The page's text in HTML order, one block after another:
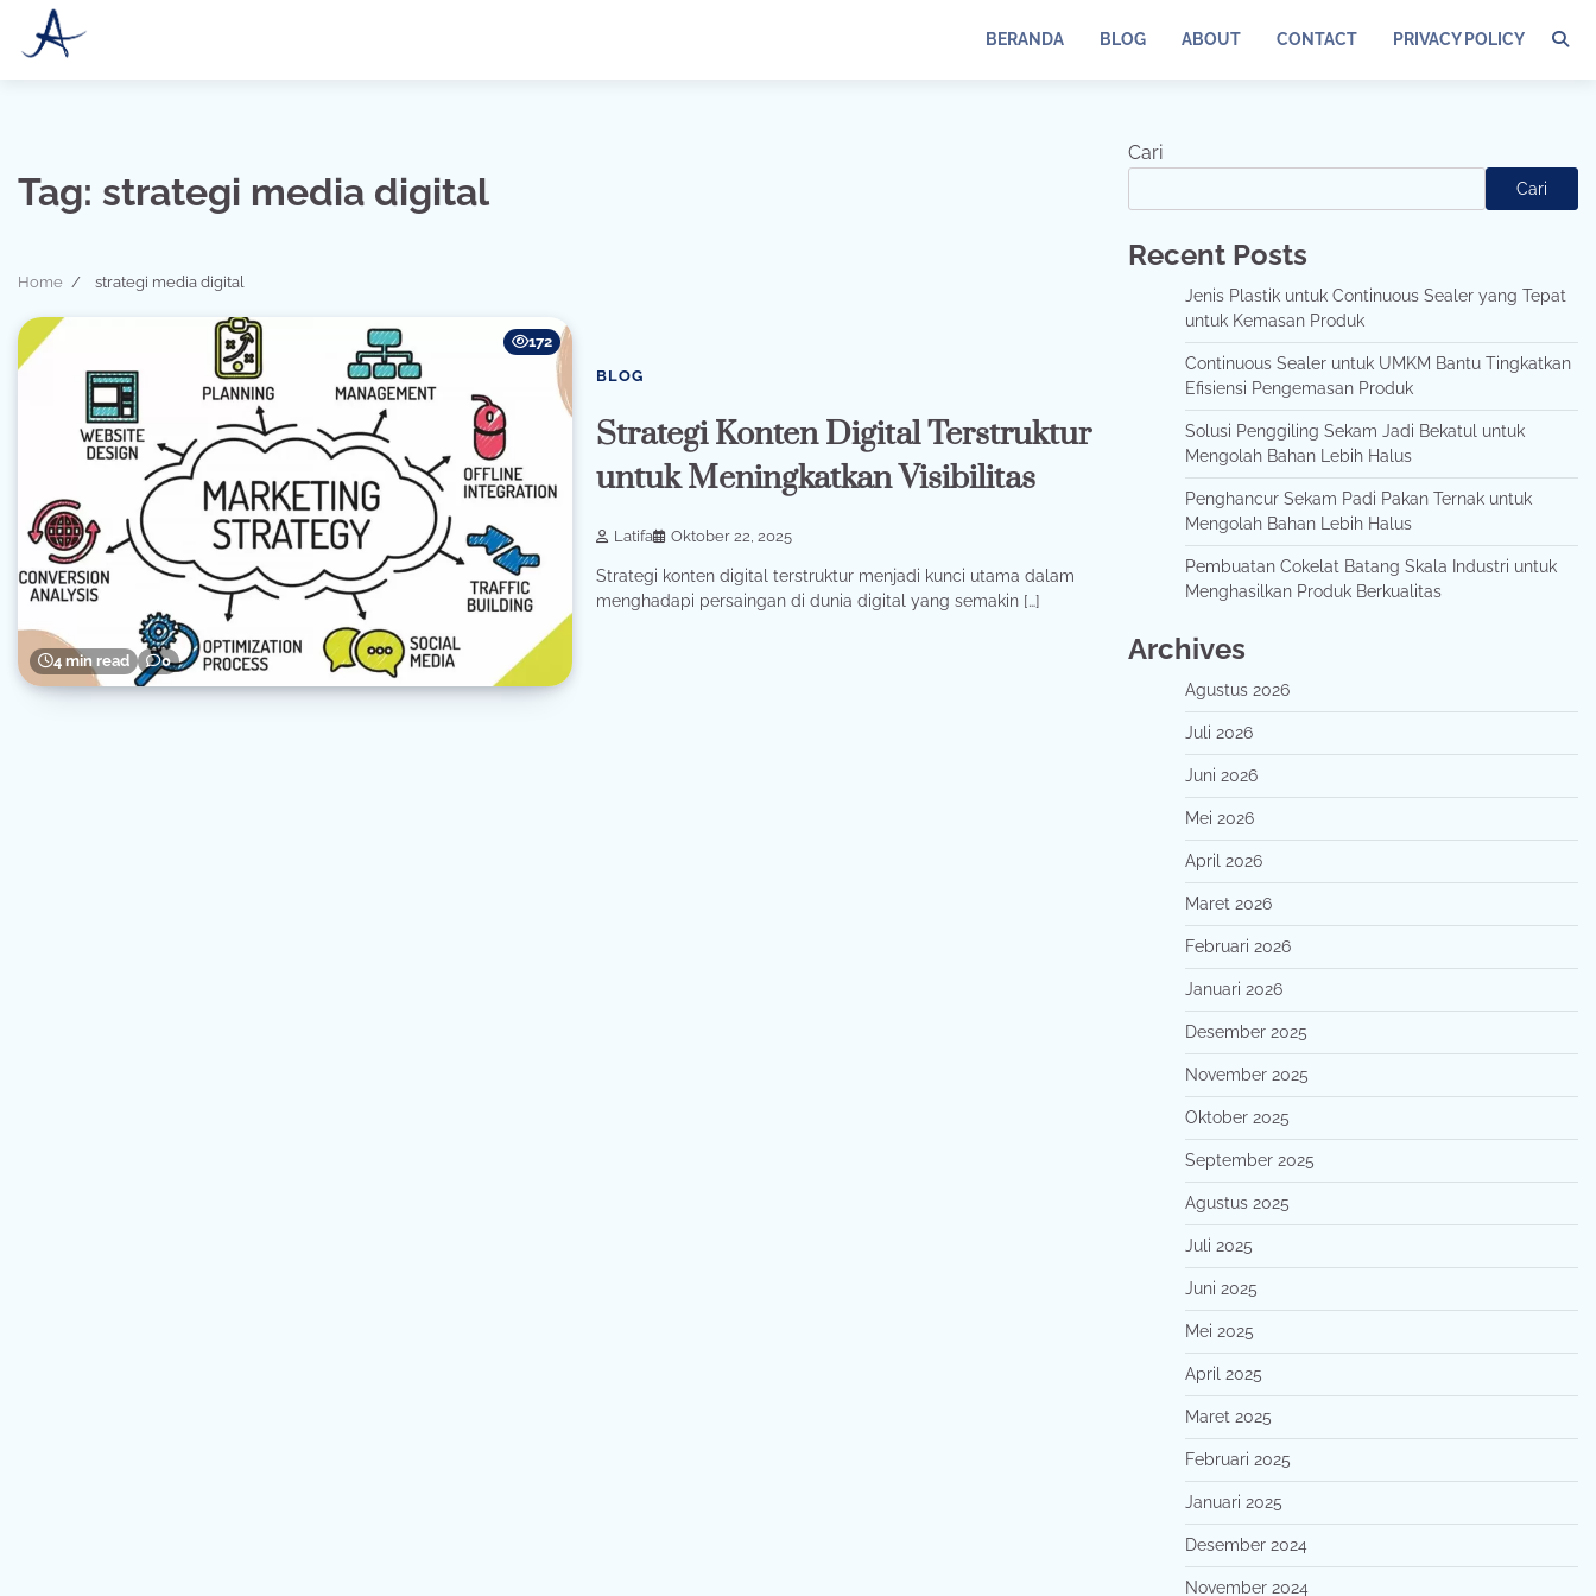
BERANDA BLOG ABOUT CONTACT PRIVACY POLICY
Tag: strategi media digital
Home strategi media digital
4 min read 0
172
BLOG
Strategi Konten Digital Terstruktur
untuk Meningkatkan Visibilitas
Latifa Oktober 22, 2025
Strategi konten digital terstruktur menjadi kunci utama dalam
menghadapi persaingan di dunia digital yang semakin […]
Cari
Cari
Recent Posts
Jenis Plastik untuk Continuous Sealer yang Tepat
untuk Kemasan Produk
Continuous Sealer untuk UMKM Bantu Tingkatkan
Efisiensi Pengemasan Produk
Solusi Penggiling Sekam Jadi Bekatul untuk
Mengolah Bahan Lebih Halus
Penghancur Sekam Padi Pakan Ternak untuk
Mengolah Bahan Lebih Halus
Pembuatan Cokelat Batang Skala Industri untuk
Menghasilkan Produk Berkualitas
Archives
Agustus 2026
Juli 2026
Juni 2026
Mei 2026
April 2026
Maret 2026
Februari 2026
Januari 2026
Desember 2025
November 2025
Oktober 2025
September 2025
Agustus 2025
Juli 2025
Juni 2025
Mei 2025
April 2025
Maret 2025
Februari 2025
Januari 2025
Desember 2024
November 2024